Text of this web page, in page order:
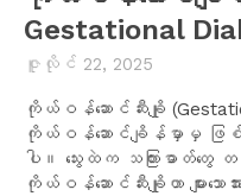
Gestational
ဇူလိုင် 22, 2025
ကိုယ်ဝန်ဆောင်ဆီးချို
ကိုယ်ဝန်ဆောင်ချိန်မှာမှ ဖြစ်
ပါ။ သွေးထဲက သကြားဓာတ်တွေ
ကိုယ်ဝန်ဆောင်ဆီးချိုဟာ များ